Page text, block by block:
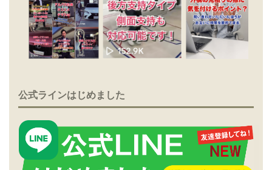
公式ラインはじめました